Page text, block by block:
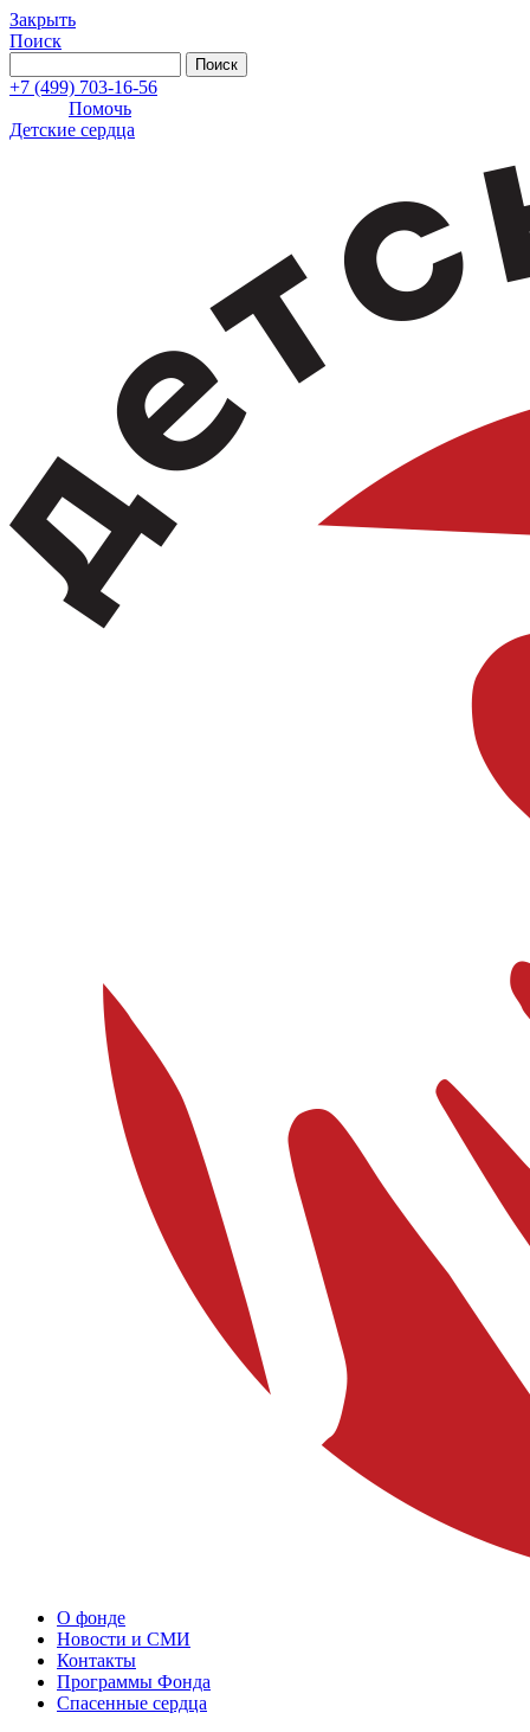
Закрыть
Поиск
+7 (499) 703-16-56
Помочь
Детские сердца
О фонде
Новости и СМИ
Контакты
Программы Фонда
Спасенные сердца